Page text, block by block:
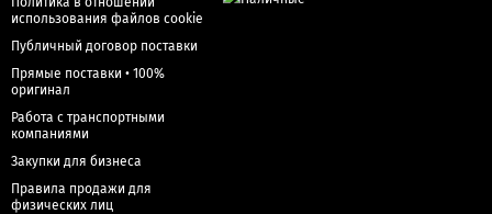
использования файлов cookie
Публичный договор поставки
Прямые поставки • 100%
оригинал
Работа с транспортными
компаниями
Закупки для бизнеса
Правила продажи для
физических лиц